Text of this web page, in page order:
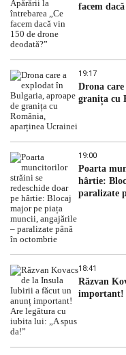
facem
19:17
Drona
granița cu
19:00
Poarta
hârtie:
paralizate
18:41
Răzvan
important!